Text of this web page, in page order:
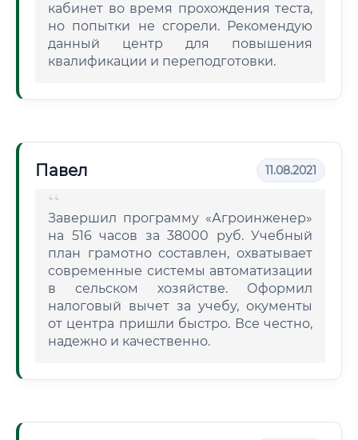
кабинет во время прохождения теста,
но попытки не сгорели. Рекомендую
данный центр для повышения
квалификации и переподготовки.
Павел 11.08.2021
Завершил программу «Агроинженер»
на 516 часов за 38000 руб. Учебный
план грамотно составлен, охватывает
современные системы автоматизации
в сельском хозяйстве. Оформил
налоговый вычет за учебу, окументы
от центра пришли быстро. Все честно,
надежно и качественно.